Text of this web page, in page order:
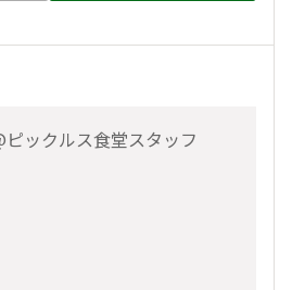
ックルス食堂スタッフ